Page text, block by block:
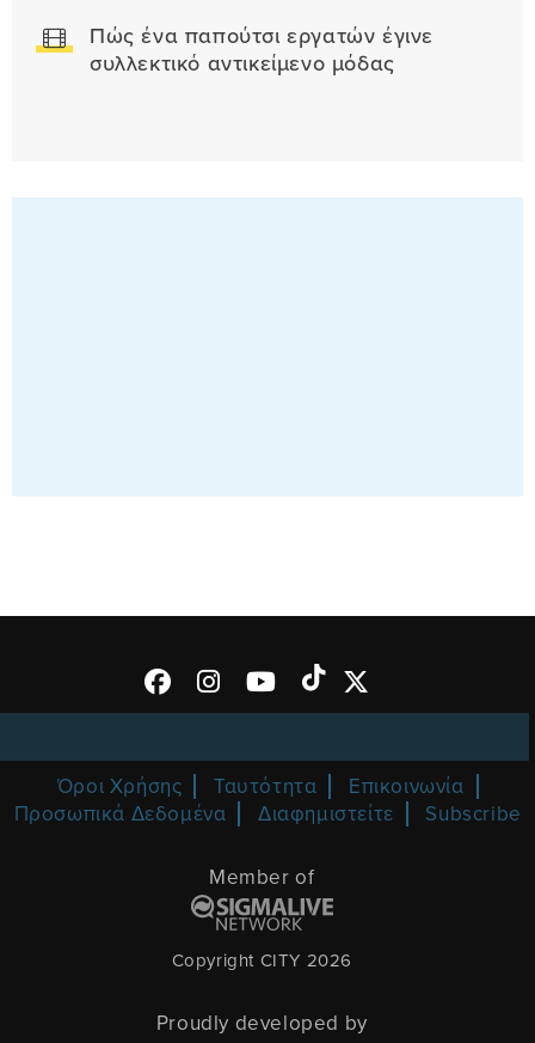
Πώς ένα παπούτσι εργατών έγινε
συλλεκτικό αντικείμενο μόδας
Όροι Χρήσης Ταυτότητα
Επικοινωνία
Προσωπικά Δεδομένα
Διαφημιστείτε Subscribe
Member of
Copyright CITY 2026
Proudly developed by